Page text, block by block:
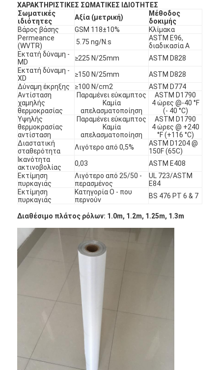
Σπίτι
Προϊόντα
Περίπου εμείς
Γύρος εργοστασίων
ΧΑΡΑΚΤΗΡΙΣΤΙΚΕΣ ΣΩΜΑΤΙΚΕΣ ΙΔΙΟΤΗΤΕΣ
Σωματικές
ιδιότητες
Αξία (μετρική)
Μέθοδος
δοκιμής
Βάρος βάσης
GSM 118±10%
Κλίμακα
Permeance
(WVTR)
5.75 ng/N.s
ASTM E96,
διαδικασία Α
Εκτατή δύναμη -
MD
≥225 N/25mm
ASTM D828
Εκτατή δύναμη -
XD
≥150 N/25mm
ASTM D828
Δύναμη έκρηξης
≥100 N/cm2
ASTM D774
Αντίσταση
χαμηλής
θερμοκρασίας
Παραμένει εύκαμπτος
Καμία
απελασματοποίηση
ASTM D1790
4 ώρες @-40 °F
(- 40 °C)
Υψηλής
θερμοκρασίας
αντίσταση
Παραμένει εύκαμπτος
Καμία
απελασματοποίηση
ASTM D1790
4 ώρες @ +240
°F (+116 °C)
Διαστατική
σταθερότητα
Λιγότερο από 0,5%
ASTM D1204 @
150F (65C)
Ικανότητα
ακτινοβολίας
0,03
ASTM E408
Εκτίμηση
πυρκαγιάς
Λιγότερο από 25/50 -
περασμένος
UL 723/ASTM
E84
Εκτίμηση
πυρκαγιάς
Κατηγορία Ο - που
περνούν
BS 476 PT 6 & 7
Διαθέσιμο πλάτος ρόλων: 1.0m, 1.2m, 1.25m, 1.3m